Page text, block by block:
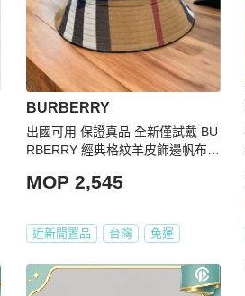
BURBERRY
出國可用 保證真品 全新僅試戴 BU
RBERRY 經典格紋羊皮飾邊帆布漁
MOP 2,545
近新閒置品 台灣 免運